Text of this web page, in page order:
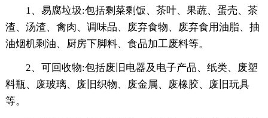
1、易腐垃圾:包括剩菜剩饭、茶叶、果蔬、蛋壳、茶
渣、汤渣、禽肉、调味品、废弃食物、废弃食用油脂、抽
油烟机剩油、厨房下脚料、食品加工废料等。
2、可回收物:包括废旧电器及电子产品、纸类、废塑
料瓶、废玻璃、废旧织物、废金属、废橡胶、废旧玩具
等。